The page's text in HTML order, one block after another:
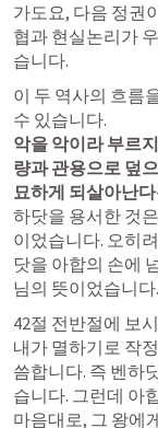
가도요, 다음 정권
협과 현실논리가
습니다.
이 두 역사의 흐름
악을 악이라 부르
량과 관용으로 덮
묘하게 되살아난
하닷을 용서한 것
이었습니다. 오히
닷을 아합의 손에
님의 뜻이었습니다.
42절 전반절에 보
내가 멸하기로 작
씀합니다. 즉 벤하
습니다. 그런데 아
마음대로, 그 왕에